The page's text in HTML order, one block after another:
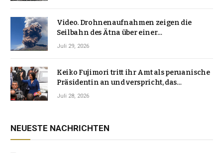
Video. Drohnenaufnahmen zeigen die
Seilbahn des Ätna über einer
Vulkanlandschaft
Juli 29, 2026
Keiko Fujimori tritt ihr Amt als peruanische
Präsidentin an und verspricht, das
Jahrzehnt der Instabilität zu beenden
Juli 28, 2026
NEUESTE NACHRICHTEN